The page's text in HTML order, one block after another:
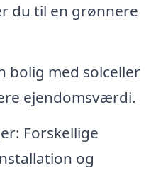
du til en grønnere
bolig med solceller
ejendomsværdi.
Forskellige
og